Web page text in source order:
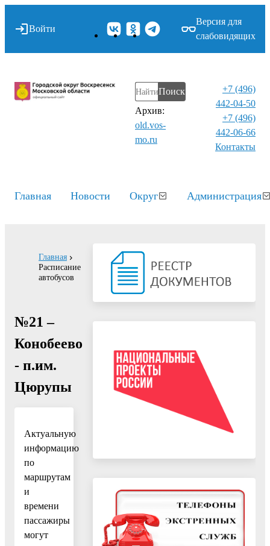
Войти
Версия для
слабовидящих
Поиск
Архив:
old.vos-
mo.ru
+7 (496)
442-04-50
+7 (496)
442-06-66
Контакты⁠
Главная Новости Округ Администрация
Главная
Расписание
автобусов
№21 –
Конобеево
- п.им.
Цюрупы
Актуальную
информацию
по
маршрутам
и
времени
пассажиры
могут